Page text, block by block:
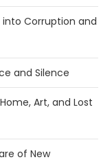
into Corruption and
and Silence
Art, and Lost
of New